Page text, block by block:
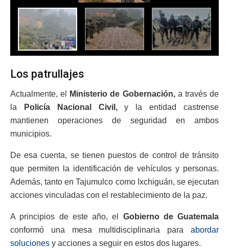
Los patrullajes
Actualmente, el Ministerio de Gobernación,a través de
la
Policía Nacional Civil,y la entidad castrense
mantienen operaciones de seguridad en ambos
municipios.
De esa cuenta, se tienen puestos de control de tránsito
que permiten la identificación de vehículos y personas.
Además, tanto en Tajumulco como Ixchiguán, se ejecutan
acciones vinculadas con el restablecimiento de la paz.
A principios de este año, el Gobierno de Guatemala
conformó una mesa multidisciplinaria para abordar
soluciones y acciones a seguir en estos dos lugares.